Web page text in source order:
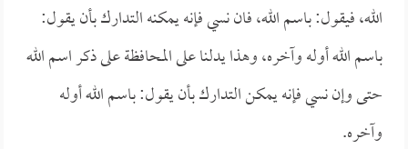
الله، فيقول: باسم الله، فان نسي فإنه يمكنه التدارك بأن يقول:
باسم الله أوله وآخره، وهذا يدلنا على المحافظة على ذكر اسم الله
حتى وإن نسي فإنه يمكن التدارك بأن يقول: باسم الله أوله
وآخره.